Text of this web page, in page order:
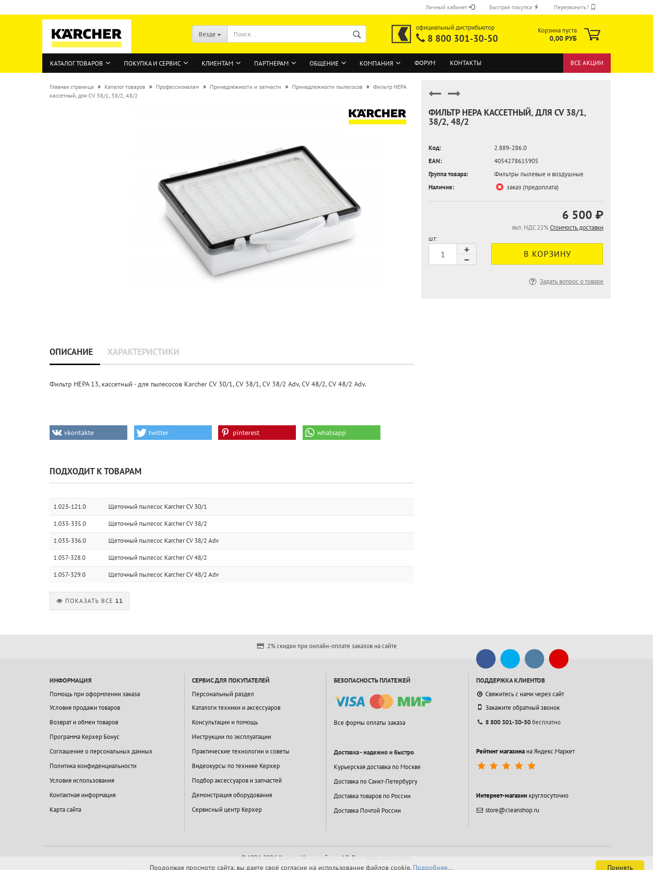
Личный кабинет
ВОЙТИ
Быстрая покупка Перезвонить?
ОТПРАВИТЬ
Везде
официальный дистрибьютор
8 800 301-30-50
Корзина пуста
0,00 РУБ
КАТАЛОГ ТОВАРОВ ПОКУПКА И СЕРВИС КЛИЕНТАМ ПАРТНЕРАМ ОБЩЕНИЕ КОМПАНИЯ ФОРУМ КОНТАКТЫ ВСЕ АКЦИИ
Главная страница » Каталог товаров » Профессионалам » Принадлежности и запчасти » Принадлежности пылесосов » Фильтр HEPA
кассетный, для CV 38/1, 38/2, 48/2
ФИЛЬТР HEPA КАССЕТНЫЙ, ДЛЯ CV 38/1,
38/2, 48/2
Код:
2.889-286.0
EAN:
4054278615905
Группа товара:
Фильтры пылевые и воздушные
Наличие:
заказ (предоплата)
6 500 ₽
вкл. НДС 22%Стоимость доставки
шт:
Задать вопрос о товаре
ОПИСАНИЕ ХАРАКТЕРИСТИКИ
Фильтр HEPA 13, кассетный - для пылесосов Karcher CV 30/1, CV 38/1, CV 38/2 Adv, CV 48/2, CV 48/2 Adv.
vkontakte twitter pinterest whatsapp
ПОДХОДИТ К ТОВАРАМ
1.023-121.0 Щеточный пылесос Karcher CV 30/1
1.033-335.0 Щеточный пылесос Karcher CV 38/2
1.033-336.0 Щеточный пылесос Karcher CV 38/2 Adv
1.057-328.0 Щеточный пылесос Karcher CV 48/2
1.057-329.0 Щеточный пылесос Karcher CV 48/2 Adv
ПОКАЗАТЬ ВСЕ 11
2% скидки при онлайн-оплате заказов на сайте
ИНФОРМАЦИЯ
Помощь при оформлении заказа
Условия продажи товаров
Возврат и обмен товаров
Программа Керхер Бонус
Соглашение о персональных данных
Политика конфиденциальности
Условия использования
Контактная информация
Карта сайта
СЕРВИС ДЛЯ ПОКУПАТЕЛЕЙ
Персональный раздел
Каталоги техники и аксессуаров
Консультации и помощь
Инструкции по эксплуатации
Практические технологии и советы
Видеокурсы по технике Керхер
Подбор аксессуаров и запчастей
Демонстрация оборудования
Сервисный центр Керхер
БЕЗОПАСНОСТЬ ПЛАТЕЖЕЙ
Все формы оплаты заказа
Доставка - надежно и быстро
Курьерская доставка по Москве
Доставка по Санкт-Петербургу
Доставка товаров по России
Доставка Почтой России
ПОДДЕРЖКА КЛИЕНТОВ
Свяжитесь с нами через сайт
Закажите обратный звонок
8 800 301-30-50бесплатно
Рейтинг магазинана Яндекс.Маркет
Интернет-магазинкруглосуточно
store@cleanshop.ru
© 1994-2026 Контакт Интернейшнл АО. Все права защищены.
Принять
Продолжая просмотр сайта, вы даете своё согласие на использование файлов cookie. Подробнее...